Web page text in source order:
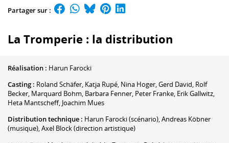
Partager sur :
La Tromperie : la distribution
Réalisation : Harun Farocki
Casting : Roland Schäfer, Katja Rupé, Nina Hoger,Gerd David, Rolf
Becker, Marquard Bohm, Barbara Fenner, Peter Franke, Erik Gallwitz,
Heta Mantscheff, Joachim Mues
Distribution technique : Harun Farocki(scénario),Andreas Köbner
(musique),Axel Block(direction artistique)